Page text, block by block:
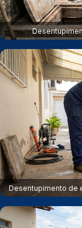
Desentupimento de